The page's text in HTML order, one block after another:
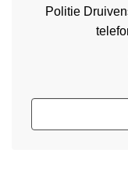
Politie